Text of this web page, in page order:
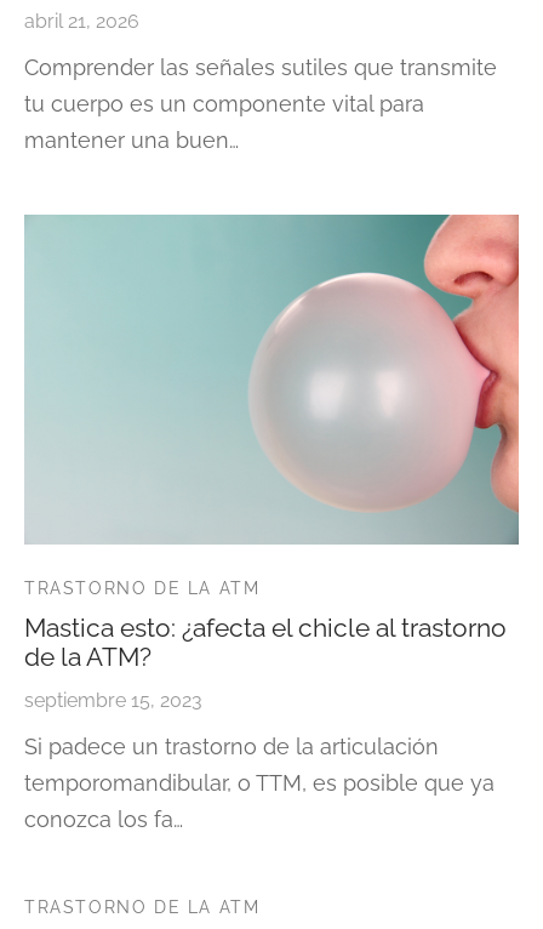
abril 21, 2026
Comprender las señales sutiles que transmite
tu cuerpo es un componente vital para
mantener una buen…
TRASTORNO DE LA ATM
Mastica esto: ¿afecta el chicle al trastorno
de la ATM?
septiembre 15, 2023
Si padece un trastorno de la articulación
temporomandibular, o TTM, es posible que ya
conozca los fa…
TRASTORNO DE LA ATM